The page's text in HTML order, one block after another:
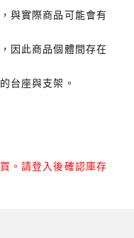
與實際商品可能會有
因此商品個體間存在
台座與支架。
。請登入後確認庫存